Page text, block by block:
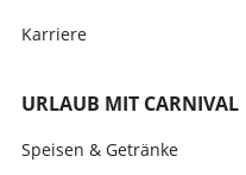
Karriere
URLAUB MIT CARNIVAL
Speisen & Getränke